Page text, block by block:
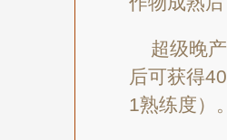
超级晚
后可获得
1熟练度）